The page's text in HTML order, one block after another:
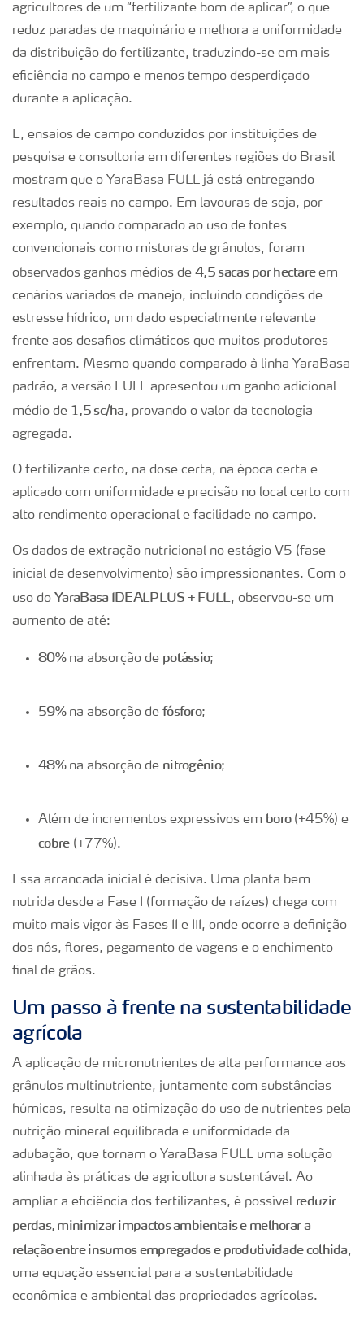
agricultores de um “fertilizante bom de aplicar”, o que
reduz paradas de maquinário e melhora a uniformidade
da distribuição do fertilizante, traduzindo-se em mais
eficiência no campo e menos tempo desperdiçado
durante a aplicação.
E, ensaios de campo conduzidos por instituições de
pesquisa e consultoria em diferentes regiões do Brasil
mostram que o YaraBasa FULL já está entregando
resultados reais no campo. Em lavouras de soja, por
exemplo, quando comparado ao uso de fontes
convencionais como misturas de grânulos, foram
observados ganhos médios de 4,5 sacas por hectareem
cenários variados de manejo, incluindo condições de
estresse hídrico, um dado especialmente relevante
frente aos desafios climáticos que muitos produtores
enfrentam. Mesmo quando comparado à linha YaraBasa
padrão, a versão FULL apresentou um ganho adicional
médio de 1,5 sc/ha, provando o valor da tecnologia
agregada.
O fertilizante certo, na dose certa, na época certa e
aplicado com uniformidade e precisão no local certo com
alto rendimento operacional e facilidade no campo.
Os dados de extração nutricional no estágio V5 (fase
inicial de desenvolvimento) são impressionantes. Com o
uso do YaraBasa IDEALPLUS + FULL, observou-se um
aumento de até:
80%na absorção de potássio;
59%na absorção de fósforo;
48%na absorção de nitrogênio;
Além de incrementos expressivos em boro(+45%) e
cobre(+77%).
Essa arrancada inicial é decisiva. Uma planta bem
nutrida desde a Fase I (formação de raízes) chega com
muito mais vigor às Fases II e III, onde ocorre a definição
dos nós, flores, pegamento de vagens e o enchimento
final de grãos.
Um passo à frente na sustentabilidade
agrícola
A aplicação de micronutrientes de alta performance aos
grânulos multinutriente, juntamente com substâncias
húmicas, resulta na otimização do uso de nutrientes pela
nutrição mineral equilibrada e uniformidade da
adubação, que tornam o YaraBasa FULL uma solução
alinhada às práticas de agricultura sustentável. Ao
ampliar a eficiência dos fertilizantes, é possível reduzir
perdas, minimizar impactos ambientais e melhorar a
relação entre insumos empregados e produtividade colhida,
uma equação essencial para a sustentabilidade
econômica e ambiental das propriedades agrícolas.